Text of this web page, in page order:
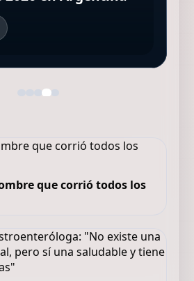
que corrió todos los